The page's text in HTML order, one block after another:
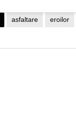
asfaltare eroilor